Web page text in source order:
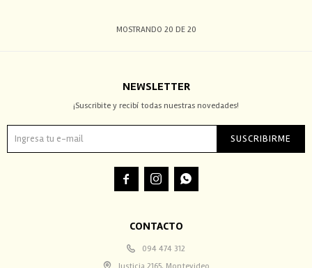
MOSTRANDO 20 DE 20
CONTACTO
094 474 312
NEWSLETTER
¡Suscribite y recibí todas nuestras novedades!
SUSCRIBIRME
  